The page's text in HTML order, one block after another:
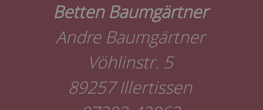
Betten Baumgärtner
Andre Baumgärtner
Vöhlinstr. 5
89257 Illertissen